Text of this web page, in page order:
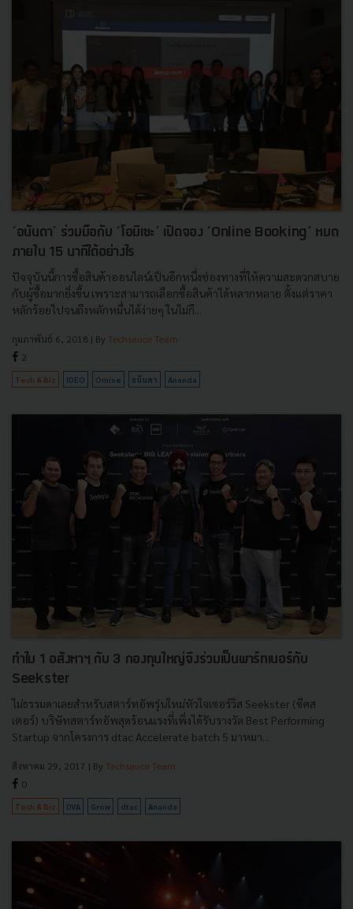
‘อนันดา’ ร่วมมือกับ ‘โอมิเซะ’ เปิดจอง ‘Online Booking’ หมด
ภายใน 15 นาทีได้อย่างไร
ปัจจุบันนี้การซื้อสินค้าออนไลน์เป็นอีกหนึ่งช่องทางที่ให้ความสะดวกสบาย
กับผู้ซื้อมากยิ่งขึ้น เพราะสามารถเลือกซื้อสินค้าได้หลากหลาย ตั้งแต่ราคา
หลักร้อยไปจนถึงหลักหมื่นได้ง่ายๆ ในไม่กี...
กุมภาพันธ์ 6, 2018 | By Techsauce Team
2
Tech & Biz IDEO Omise อนันดา Ananda
ทำไม 1 อสังหาฯ กับ 3 กองทุนใหญ่จึงร่วมเป็นพาร์ทเนอร์กับ
Seekster
ไม่ธรรมดาเลยสำหรับสตาร์ทอัพรุ่นใหม่หัวใจเซอร์วิส Seekster (ซีคส
เตอร์) บริษัทสตาร์ทอัพสุดร้อนแรงที่เพิ่งได้รับรางวัล Best Performing
Startup จากโครงการ dtac Accelerate batch 5 มาหมา...
สิงหาคม 29, 2017 | By Techsauce Team
0
Tech & Biz DVA Grow dtac Ananda